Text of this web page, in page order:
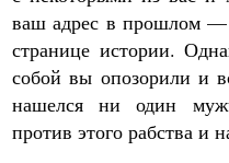
ваш адрес в прошлом —
странице истории.
собой вы опозорили и
нашелся ни один
против этого рабства и